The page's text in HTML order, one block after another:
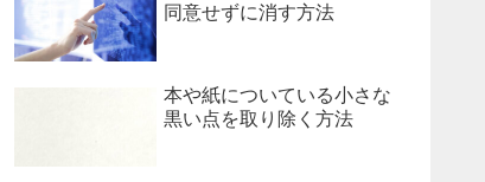
同意せずに消す方法
本や紙についている小さな
黒い点を取り除く方法